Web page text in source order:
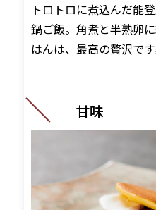
トロトロに煮込んだ能
鍋ご飯。角煮と半熟卵
はんは、最高の贅沢です
甘味